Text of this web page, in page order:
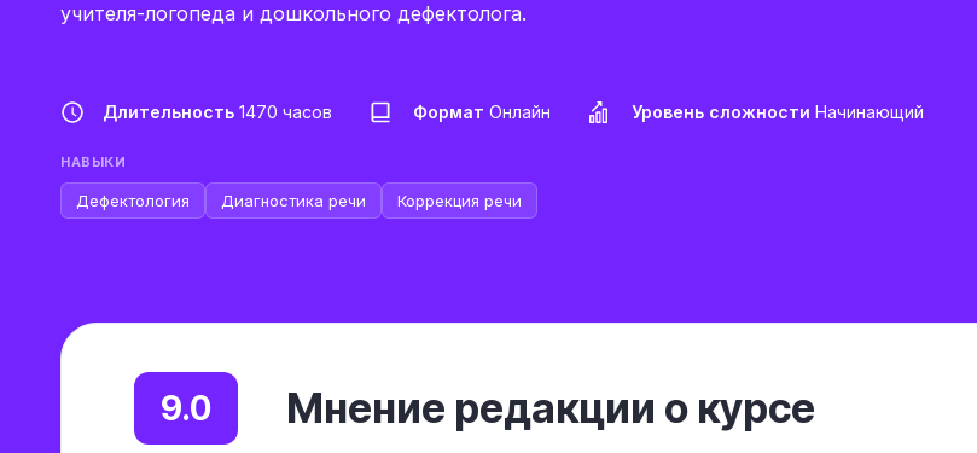
учителя-логопеда и дошкольного дефектолога.
Длительность 1470 часов Формат Онлайн Уровень сложности Начинающий
НАВЫКИ
Дефектология Диагностика речи Коррекция речи
Мнение редакции о курсе
9.0